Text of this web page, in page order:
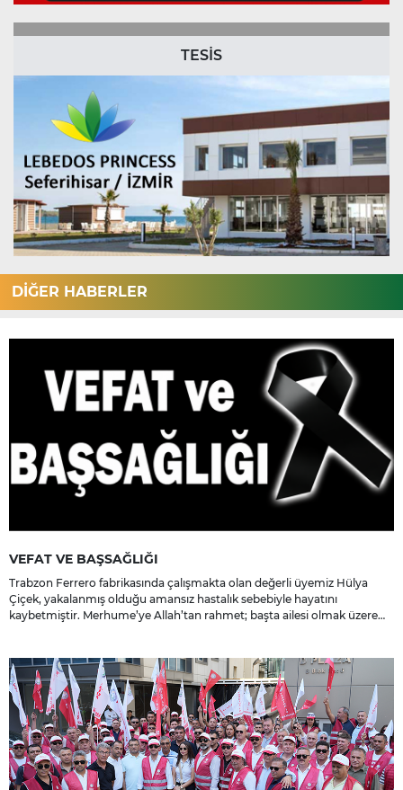
TESİS
DİĞER HABERLER
VEFAT VE BAŞSAĞLIĞI
Trabzon Ferrero fabrikasında çalışmakta olan değerli üyemiz Hülya
Çiçek, yakalanmış olduğu amansız hastalık sebebiyle hayatını
kaybetmiştir. Merhume’ye Allah’tan rahmet; başta ailesi olmak üzere